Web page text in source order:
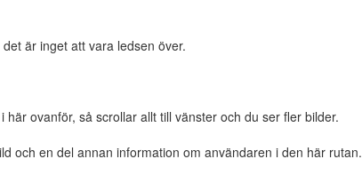
är inget att vara ledsen över.
ovanför, så scrollar allt till vänster och du ser fler bilder.
och en del annan information om användaren i den här rutan.